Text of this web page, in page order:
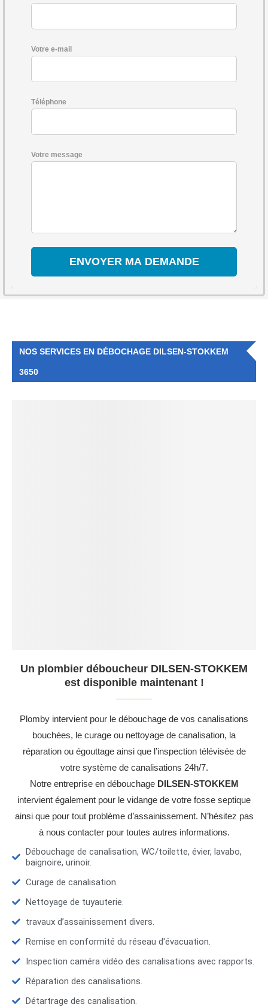
Votre e-mail
Téléphone
Votre message
NOS SERVICES EN DÉBOCHAGE DILSEN-STOKKEM
3650
Un plombier déboucheur DILSEN-STOKKEM
est disponible maintenant !
Plomby intervient pour le débouchage de vos canalisations
bouchées, le curage ou nettoyage de canalisation, la
réparation ou égouttage ainsi que l’inspection télévisée de
votre système de canalisations 24h/7.
Notre entreprise en débouchage DILSEN-STOKKEM
intervient également pour le vidange de votre fosse septique
ainsi que pour tout problème d’assainissement. N’hésitez pas
à nous contacter pour toutes autres informations.
Débouchage de canalisation, WC/toilette, évier, lavabo,
baignoire, urinoir.
Curage de canalisation.
Nettoyage de tuyauterie.
travaux d’assainissement divers.
Remise en conformité du réseau d'évacuation.
Inspection caméra vidéo des canalisations avec rapports.
Réparation des canalisations.
Détartrage des canalisation.